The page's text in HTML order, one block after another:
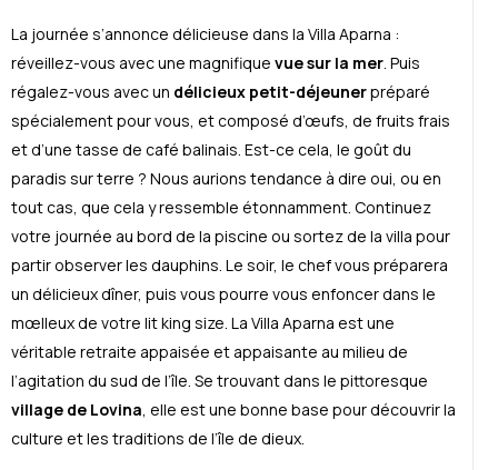
La journée s’annonce délicieuse dans la Villa Aparna :
réveillez-vous avec une magnifique vue sur la mer . Puis
régalez-vous avec un délicieux petit-déjeunerpréparé
spécialement pour vous, et composé d’œufs, de fruits frais
et d’une tasse de café balinais. Est-ce cela, le goût du
paradis sur terre ? Nous aurions tendance à dire oui, ou en
tout cas, que cela y ressemble étonnamment. Continuez
votre journée au bord de la piscine ou sortez de la villa pour
partir observer les dauphins. Le soir, le chef vous préparera
un délicieux dîner, puis vous pourre vous enfoncer dans le
mœlleux de votre lit king size. La Villa Aparna est une
véritable retraite appaisée et appaisante au milieu de
l’agitation du sud de l’île. Se trouvant dans le pittoresque
village de Lovina , elle est une bonne base pour découvrir la
culture et les traditions de l’île de dieux.